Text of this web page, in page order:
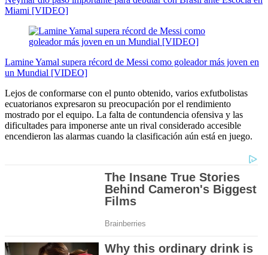
Miami [VIDEO]
Lamine Yamal supera récord de Messi como goleador más joven en
un Mundial [VIDEO]
Lejos de conformarse con el punto obtenido, varios exfutbolistas
ecuatorianos expresaron su preocupación por el rendimiento
mostrado por el equipo. La falta de contundencia ofensiva y las
dificultades para imponerse ante un rival considerado accesible
encendieron las alarmas cuando la clasificación aún está en juego.